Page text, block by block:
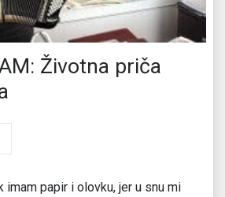
Životna priča
imam papir i olovku, jer u snu mi